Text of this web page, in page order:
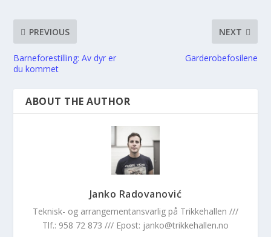
PREVIOUS
Barneforestilling: Av dyr er
du kommet
NEXT
Garderobefosilene
ABOUT THE AUTHOR
Janko Radovanović
Teknisk- og arrangementansvarlig på Trikkehallen ///
Tlf.: 958 72 873 /// Epost: janko@trikkehallen.no